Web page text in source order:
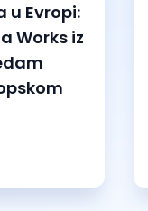
u Evropi:
Works iz